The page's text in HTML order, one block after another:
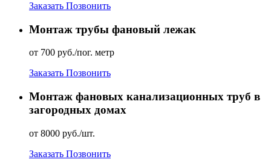
Заказать Позвонить
Монтаж трубы фановый лежак
от 700 руб./пог. метр
Заказать Позвонить
Монтаж фановых канализационных труб в
загородных домах
от 8000 руб./шт.
Заказать Позвонить